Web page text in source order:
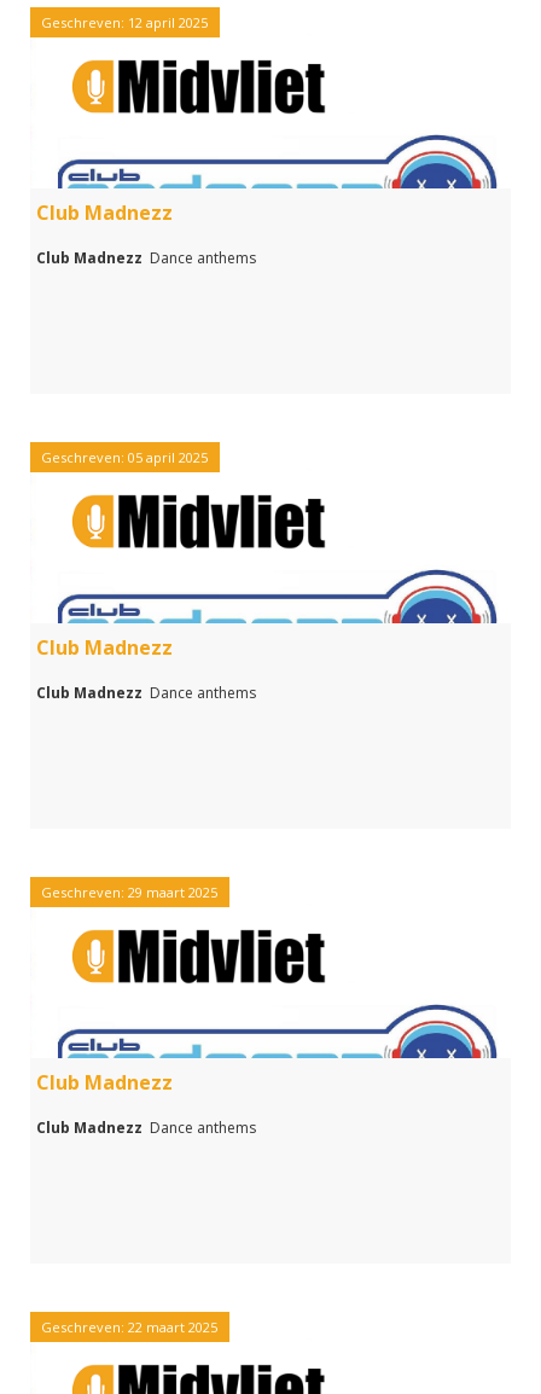
Geschreven: 12 april 2025
Club Madnezz
Club Madnezz Dance anthems
Geschreven: 05 april 2025
Club Madnezz
Club Madnezz Dance anthems
Geschreven: 29 maart 2025
Club Madnezz
Club Madnezz Dance anthems
Geschreven: 22 maart 2025